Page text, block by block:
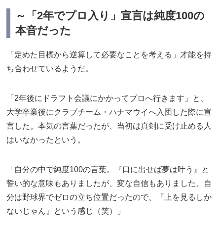
～「2年でプロ入り」宣言は純度100の
本音だった
「定めた目標から逆算して必要なことを考える」才能を持
ち合わせているようだ。
「2年後にドラフト会議にかかってプロへ行きます」と、
大学卒業後にクラブチーム・ハナマウイへ入団した際に宣
言した。本気の言葉だったが、当初は真剣に受け止める人
はいなかったという。
「自分の中で純度100の言葉。『口に出せば夢は叶う』と
誓い的な意味もありましたが、変な自信もありました。自
分は野球界でゼロの立ち位置だったので、『上を見るしか
ないじゃん』という感じ（笑）」